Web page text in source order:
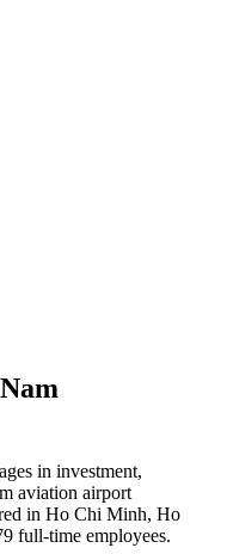
in investment,
aviation airport
in Ho Chi Minh, Ho
full-time employees.